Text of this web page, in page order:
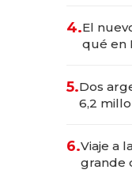
4.El
qué en
para
5.Dos
6,2
6.Viaje a
grande